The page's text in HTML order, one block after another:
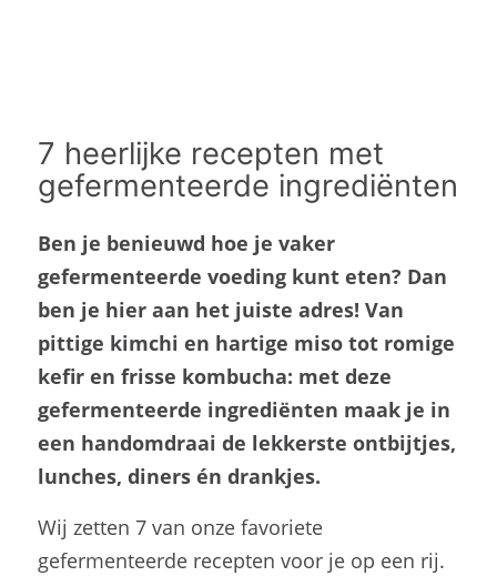
7 heerlijke recepten met
gefermenteerde ingrediënten
Ben je benieuwd hoe je vaker
gefermenteerde voeding kunt eten? Dan
ben je hier aan het juiste adres! Van
pittige kimchi en hartige miso tot romige
kefir en frisse kombucha: met deze
gefermenteerde ingrediënten maak je in
een handomdraai de lekkerste ontbijtjes,
lunches, diners én drankjes.
Wij zetten 7 van onze favoriete
gefermenteerde recepten voor je op een rij.